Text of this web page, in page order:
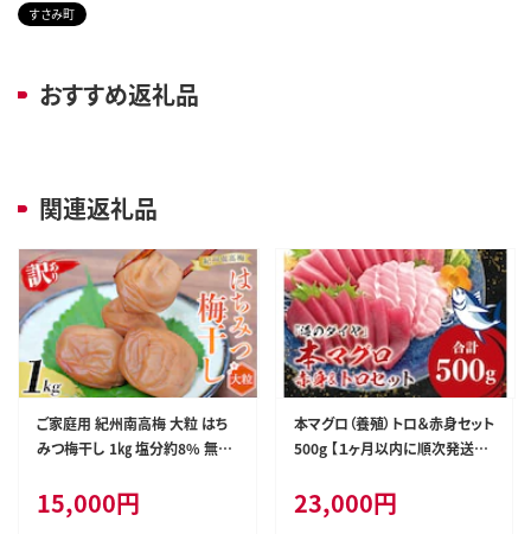
すさみ町
おすすめ返礼品
関連返礼品
ご家庭用 紀州南高梅 大粒 はち
みつ梅干し 1㎏ 塩分約8% 無選
ウメ ハチミツ すさみ町 within2
025【khs118】
15,000円
本マグロ（養殖）トロ＆赤身セット
500g 【１ヶ月以内に順次発送】
まぐろ マグロ 鮪 刺身 赤身 柵 じ
ゃばらまぐろ 本マグロ 本鮪【nks
23,000円